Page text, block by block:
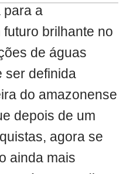
para a
brilhante no
de águas
ser definida
do amazonense
depois de um
agora se
ainda mais